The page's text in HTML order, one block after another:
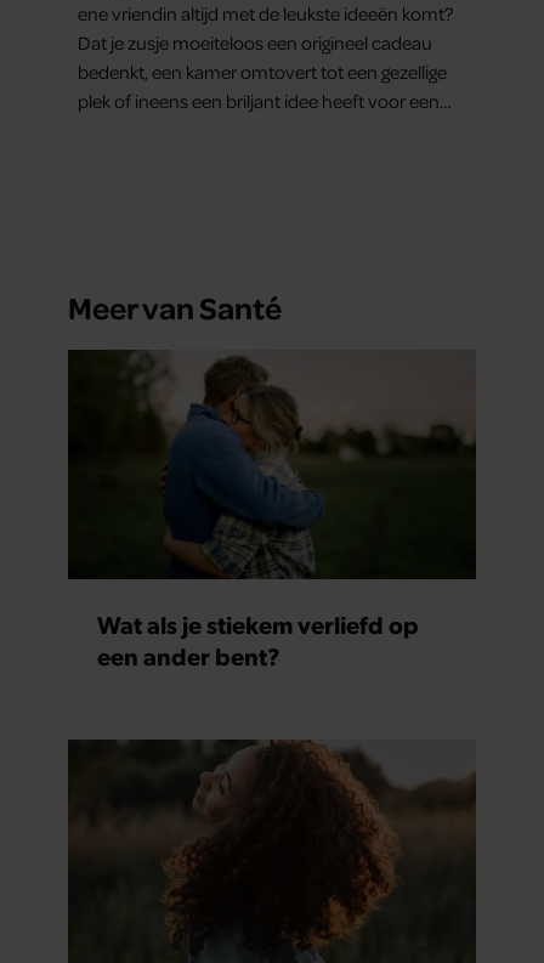
ene vriendin altijd met de leukste ideeën komt?
Dat je zusje moeiteloos een origineel cadeau
bedenkt, een kamer omtovert tot een gezellige
plek of ineens een briljant idee heeft voor een
Meer van Santé
Wat als je stiekem verliefd op
een ander bent?